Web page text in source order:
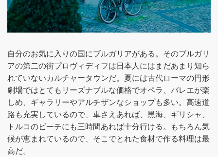
自分のお気に入りの国にブルガリアがある。そのブルガリ
アの第二の街プロヴィディフは日本人にはまだあまり知ら
れていないカルチャータウンだ。夏には古代ローマの円形
劇場ではとてもリーズナブルな価格でオペラ、バレエが楽
しめ、ギャラリーやアルチザンなショップも多い。高速道
路も充実しているので、車さえあれば、黒海、ギリシャ、
トルコのビーチにも三時間あれば十分行ける。もちろん気
候が恵まれているので、そこでとれた食材で作る料理は最
高だ。